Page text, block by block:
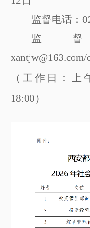
监督电话：
监
xantjw@163.com/
（工作日：上
18:00）